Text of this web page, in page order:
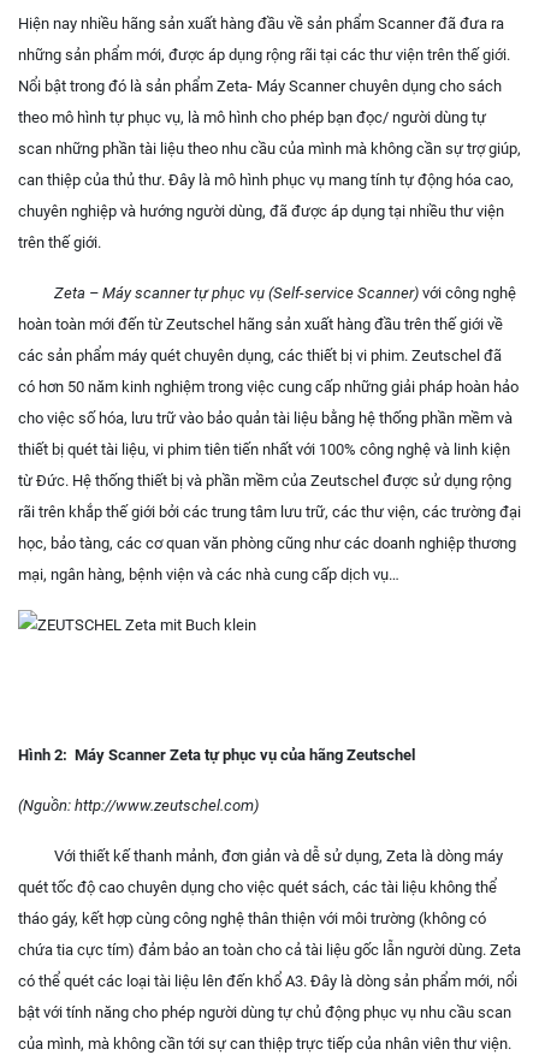
Hiện nay nhiều hãng sản xuất hàng đầu về sản phẩm Scanner đã đưa ra
những sản phẩm mới, được áp dụng rộng rãi tại các thư viện trên thế giới.
Nổi bật trong đó là sản phẩm Zeta- Máy Scanner chuyên dụng cho sách
theo mô hình tự phục vụ, là mô hình cho phép bạn đọc/ người dùng tự
scan những phần tài liệu theo nhu cầu của mình mà không cần sự trợ giúp,
can thiệp của thủ thư. Đây là mô hình phục vụ mang tính tự động hóa cao,
chuyên nghiệp và hướng người dùng, đã được áp dụng tại nhiều thư viện
trên thế giới.
Zeta – Máy scanner tự phục vụ (Self-service Scanner) với công nghệ
hoàn toàn mới đến từ Zeutschel hãng sản xuất hàng đầu trên thế giới về
các sản phẩm máy quét chuyên dụng, các thiết bị vi phim. Zeutschel đã
có hơn 50 năm kinh nghiệm trong việc cung cấp những giải pháp hoàn hảo
cho việc số hóa, lưu trữ vào bảo quản tài liệu bằng hệ thống phần mềm và
thiết bị quét tài liệu, vi phim tiên tiến nhất với 100% công nghệ và linh kiện
từ Đức. Hệ thống thiết bị và phần mềm của Zeutschel được sử dụng rộng
rãi trên khắp thế giới bởi các trung tâm lưu trữ, các thư viện, các trường đại
học, bảo tàng, các cơ quan văn phòng cũng như các doanh nghiệp thương
mại, ngân hàng, bệnh viện và các nhà cung cấp dịch vụ…
Hình 2: Máy Scanner Zeta tự phục vụ của hãng Zeutschel
(Nguồn: http://www.zeutschel.com)
Với thiết kế thanh mảnh, đơn giản và dễ sử dụng, Zeta là dòng máy
quét tốc độ cao chuyên dụng cho việc quét sách, các tài liệu không thể
tháo gáy, kết hợp cùng công nghệ thân thiện với môi trường (không có
chứa tia cực tím) đảm bảo an toàn cho cả tài liệu gốc lẫn người dùng. Zeta
có thể quét các loại tài liệu lên đến khổ A3. Đây là dòng sản phẩm mới, nổi
bật với tính năng cho phép người dùng tự chủ động phục vụ nhu cầu scan
của mình, mà không cần tới sự can thiệp trực tiếp của nhân viên thư viện.